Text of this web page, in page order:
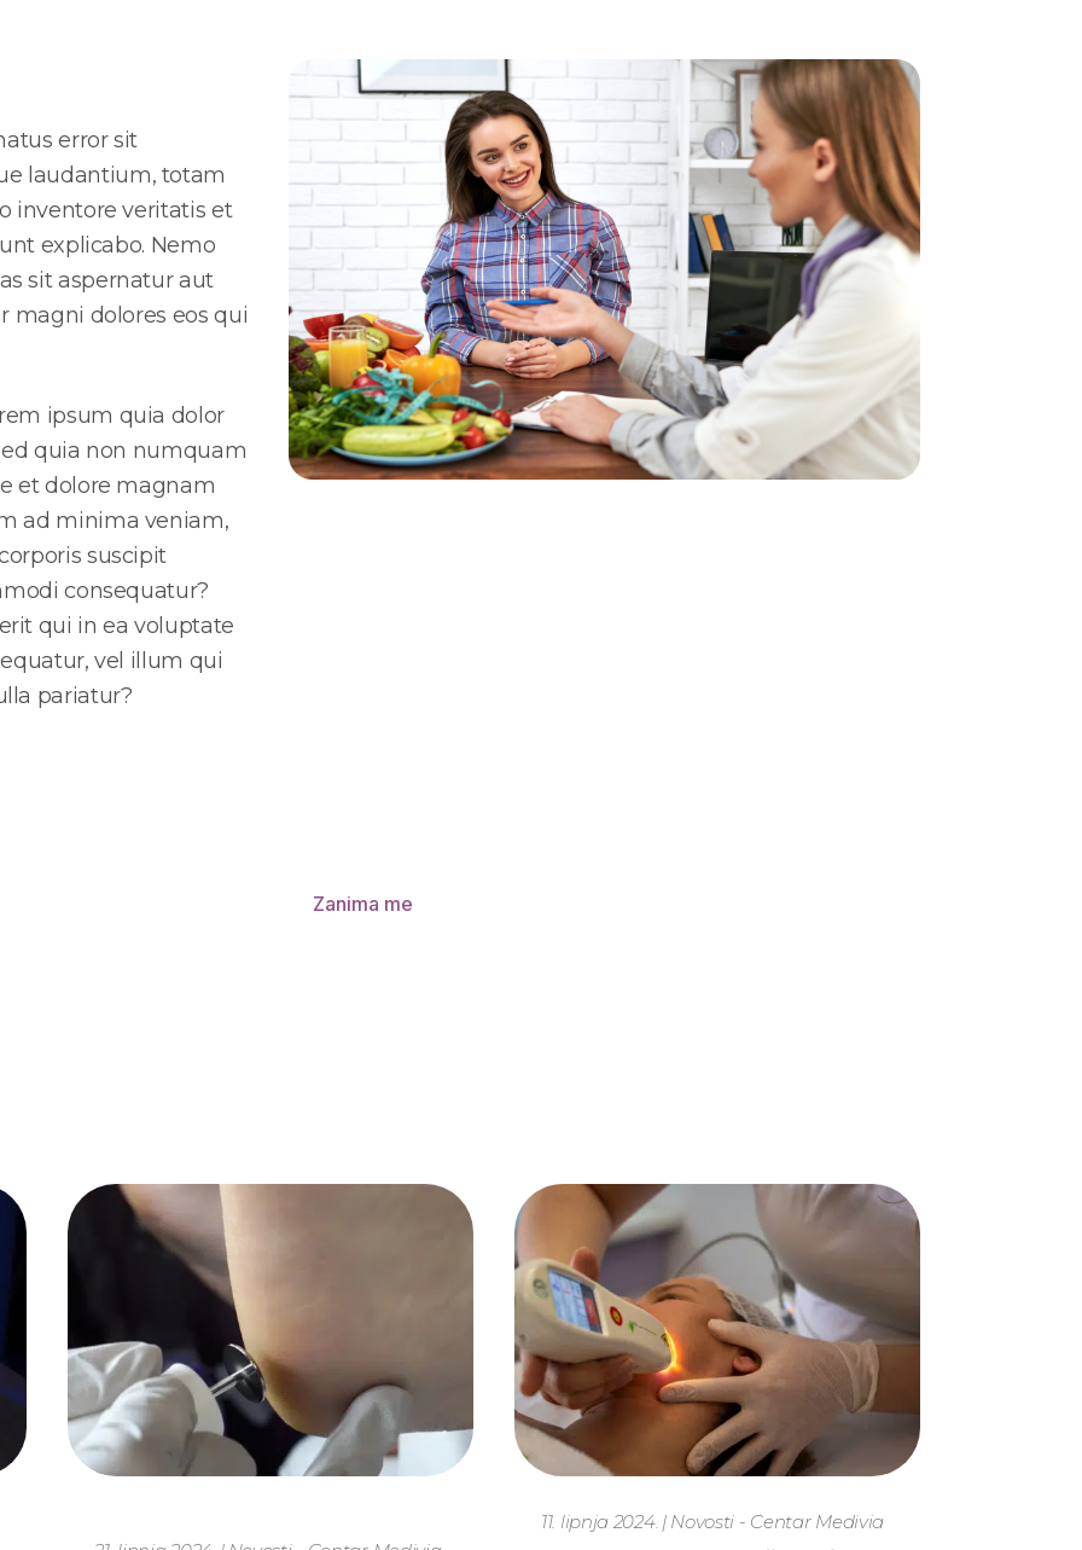
error sit
laudantium, totam
inventore veritatis et
explicabo. Nemo
sit aspernatur aut
magni dolores eos qui
ipsum quia dolor
quia non numquam
et dolore magnam
ad minima veniam,
suscipit
consequatur?
qui in ea voluptate
vel illum qui
pariatur?
Zanima me
10. lipnja 2024. | Novosti - Centar Medivia